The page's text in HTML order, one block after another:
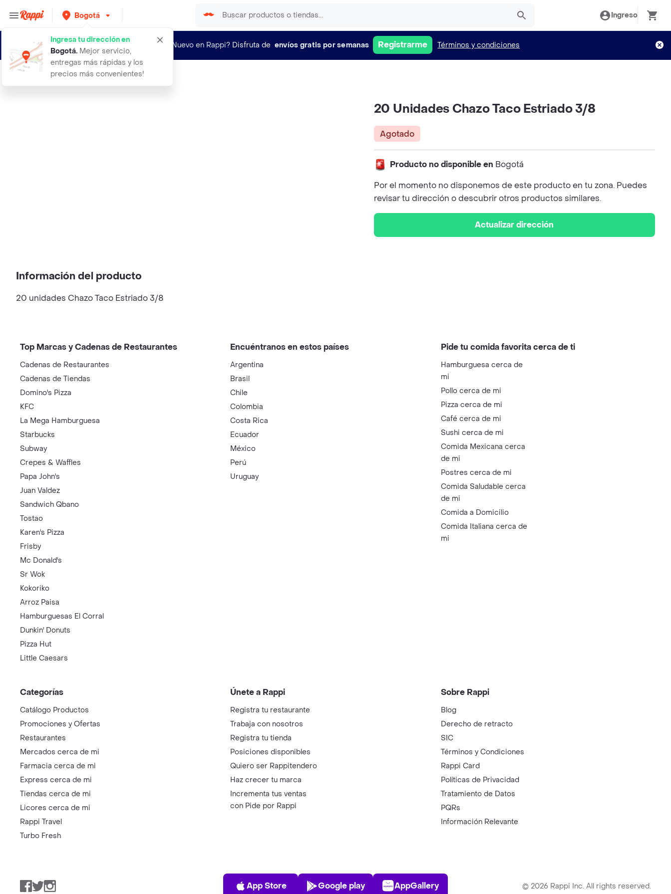
Bogotá
Ingresa tu dirección en
Bogotá. Mejor servicio,
entregas más rápidas y los
precios más convenientes!
Ingreso
¿Nuevo en Rappi? Disfruta de envíos gratis por semanas Registrarme Términos y condiciones
20 unidades chazo taco estriado 38
20 Unidades Chazo Taco Estriado 3/8
Agotado
Producto no disponible en Bogotá
Por el momento no disponemos de este producto en tu zona. Puedes
revisar tu dirección o descubrir otros productos similares.
Actualizar dirección
Información del producto
20 unidades Chazo Taco Estriado 3/8
Top Marcas y Cadenas de Restaurantes
Cadenas de Restaurantes
Cadenas de Tiendas
Domino's Pizza
KFC
La Mega Hamburguesa
Starbucks
Subway
Crepes & Waffles
Papa John's
Juan Valdez
Sandwich Qbano
Tostao
Karen's Pizza
Frisby
Mc Donald's
Sr Wok
Kokoriko
Arroz Paisa
Hamburguesas El Corral
Dunkin' Donuts
Pizza Hut
Little Caesars
Encuéntranos en estos países
Argentina
Brasil
Chile
Colombia
Costa Rica
Ecuador
México
Perú
Uruguay
Pide tu comida favorita cerca de ti
Hamburguesa cerca de
mi
Pollo cerca de mi
Pizza cerca de mi
Café cerca de mi
Sushi cerca de mi
Comida Mexicana cerca
de mi
Postres cerca de mi
Comida Saludable cerca
de mi
Comida a Domicilio
Comida Italiana cerca de
mi
Categorías
Catálogo Productos
Promociones y Ofertas
Restaurantes
Mercados cerca de mi
Farmacia cerca de mi
Express cerca de mi
Tiendas cerca de mi
Licores cerca de mi
Rappi Travel
Turbo Fresh
Únete a Rappi
Registra tu restaurante
Trabaja con nosotros
Registra tu tienda
Posiciones disponibles
Quiero ser Rappitendero
Haz crecer tu marca
Incrementa tus ventas
con Pide por Rappi
Sobre Rappi
Blog
Derecho de retracto
SIC
Términos y Condiciones
Rappi Card
Políticas de Privacidad
Tratamiento de Datos
PQRs
Información Relevante
Facebook
TwitterInstagram
App Store
App Store
Play Store
Google play
AppGallery
AppGallery © 2026 Rappi Inc. All rights reserved.